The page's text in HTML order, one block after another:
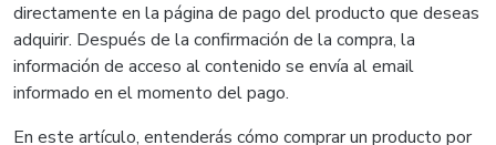
directamente en la página de pago del producto que deseas
adquirir. Después de la confirmación de la compra, la
información de acceso al contenido se envía al email
informado en el momento del pago.
En este artículo, entenderás cómo comprar un producto por